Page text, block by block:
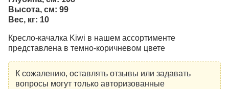
Высота, cм: 99
Вес, кг: 10
Кресло-качалка Kiwi в нашем ассортименте
представлена в темно-коричневом цвете
К сожалению, оставлять отзывы или задавать
вопросы могут только авторизованные